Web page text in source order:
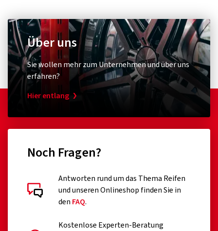
Über uns
Sie wollen mehr zum Unternehmen und über uns
erfahren?
Hier entlang
Noch Fragen?
Antworten rund um das Thema Reifen
und unseren Onlineshop finden Sie in
den FAQ.
Kostenlose Experten-Beratung